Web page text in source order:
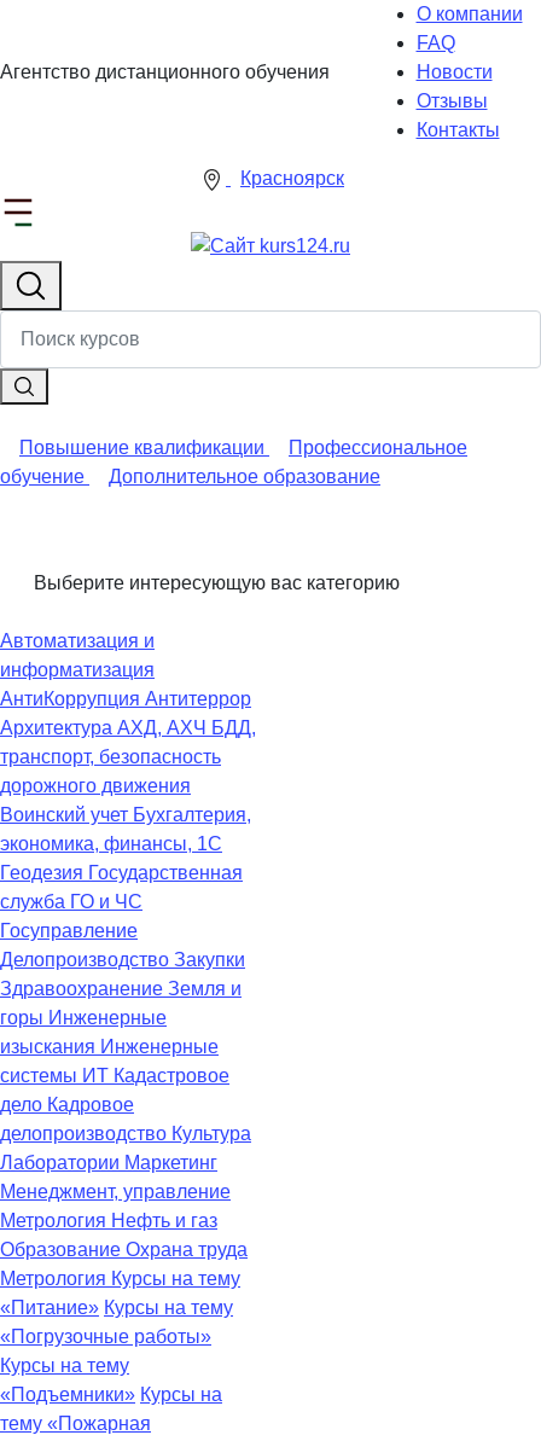
Агентство дистанционного обучения
О компании
FAQ
Новости
Отзывы
Контакты
Красноярск
Повышение квалификации
Профессиональное
обучение
Дополнительное образование
Выберите интересующую вас категорию
Автоматизация и
информатизация
АнтиКоррупция Антитеррор
Архитектура АХД, АХЧ БДД,
транспорт, безопасность
дорожного движения
Воинский учет Бухгалтерия,
экономика, финансы, 1С
Геодезия Государственная
служба ГО и ЧС
Госуправление
Делопроизводство Закупки
Здравоохранение Земля и
горы Инженерные
изыскания Инженерные
системы ИТ Кадастровое
дело Кадровое
делопроизводство Культура
Лаборатории Маркетинг
Менеджмент, управление
Метрология Нефть и газ
Образование Охрана труда
Метрология Курсы на тему
«Питание» Курсы на тему
«Погрузочные работы»
Курсы на тему
«Подъемники» Курсы на
тему «Пожарная